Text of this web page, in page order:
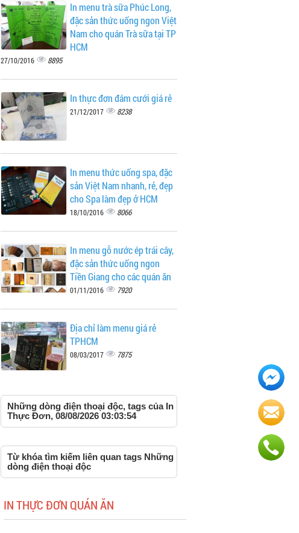
In menu trà sữa Phúc Long,
đặc sản thức uống ngon Việt
Nam cho quán Trà sữa tại TP
HCM
27/10/2016 8895
In thực đơn đám cưới giá rẻ
21/12/2017 8238
In menu thức uống spa, đặc
sản Việt Nam nhanh, rẻ, đẹp
cho Spa làm đẹp ở HCM
18/10/2016 8066
In menu gỗ nước ép trái cây,
đặc sản thức uống ngon
Tiền Giang cho các quán ăn
01/11/2016 7920
Địa chỉ làm menu giá rẻ
TPHCM
08/03/2017 7875
Những dòng điện thoại độc, tags của In
Thực Đơn, 08/08/2026 03:03:54
Từ khóa tìm kiếm liên quan tags Những
dòng điện thoại độc
IN THỰC ĐƠN QUÁN ĂN